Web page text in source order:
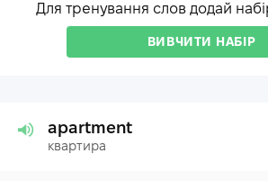
Для тренування слов додай
ВИВЧИТИ НАБІР
apartment
квартира